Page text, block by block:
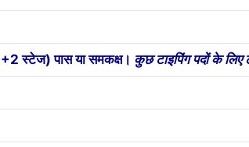
स्टेज) पास या समकक्ष। कुछ टाइपिंग पदों के लिए